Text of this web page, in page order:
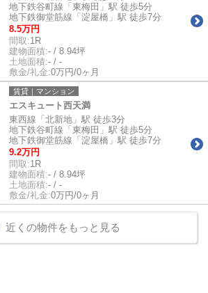
地下鉄谷町線「東梅田」駅 徒歩5分
地下鉄御堂筋線「淀屋橋」駅 徒歩7分
8.5万円
間取:1R
建物面積:- / 8.94坪
土地面積:- / -
敷金/礼金:0万円/0ヶ月
賃貸｜マンション
エスキュート西天満
東西線「北新地」駅 徒歩3分
地下鉄谷町線「東梅田」駅 徒歩5分
地下鉄御堂筋線「淀屋橋」駅 徒歩7分
9.2万円
間取:1R
建物面積:- / 8.94坪
土地面積:- / -
敷金/礼金:0万円/0ヶ月
近くの物件をもっと見る